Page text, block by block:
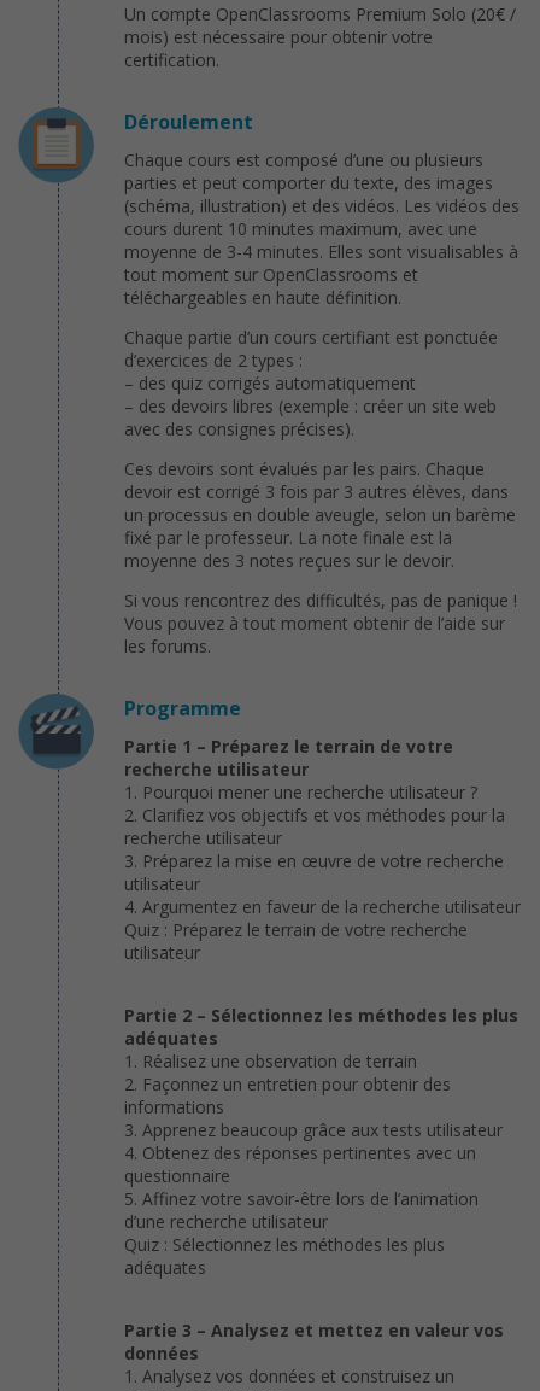
Un compte OpenClassrooms Premium Solo (20€ /
mois) est nécessaire pour obtenir votre
certification.
Déroulement
Chaque cours est composé d’une ou plusieurs
parties et peut comporter du texte, des images
(schéma, illustration) et des vidéos. Les vidéos des
cours durent 10 minutes maximum, avec une
moyenne de 3-4 minutes. Elles sont visualisables à
tout moment sur OpenClassrooms et
téléchargeables en haute définition.
Chaque partie d’un cours certifiant est ponctuée
d’exercices de 2 types :
– des quiz corrigés automatiquement
– des devoirs libres (exemple : créer un site web
avec des consignes précises).
Ces devoirs sont évalués par les pairs. Chaque
devoir est corrigé 3 fois par 3 autres élèves, dans
un processus en double aveugle, selon un barème
fixé par le professeur. La note finale est la
moyenne des 3 notes reçues sur le devoir.
Si vous rencontrez des difficultés, pas de panique !
Vous pouvez à tout moment obtenir de l’aide sur
les forums.
Programme
Partie 1 – Préparez le terrain de votre
recherche utilisateur
1. Pourquoi mener une recherche utilisateur ?
2. Clarifiez vos objectifs et vos méthodes pour la
recherche utilisateur
3. Préparez la mise en œuvre de votre recherche
utilisateur
4. Argumentez en faveur de la recherche utilisateur
Quiz : Préparez le terrain de votre recherche
utilisateur
Partie 2 – Sélectionnez les méthodes les plus
adéquates
1. Réalisez une observation de terrain
2. Façonnez un entretien pour obtenir des
informations
3. Apprenez beaucoup grâce aux tests utilisateur
4. Obtenez des réponses pertinentes avec un
questionnaire
5. Affinez votre savoir-être lors de l’animation
d’une recherche utilisateur
Quiz : Sélectionnez les méthodes les plus
adéquates
Partie 3 – Analysez et mettez en valeur vos
données
1. Analysez vos données et construisez un